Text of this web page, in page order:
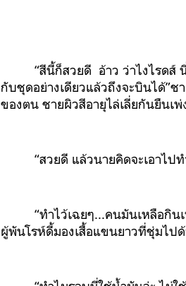
“สีนี้ก็สวยดี อ้าว ว่าไงไรด
กับชุดอย่างเดียวแล้วถึงจะบินได้”
ของตน ชายผิวสีอายุไล่เลี่ยกันยืน
“สวยดี แล้วนายคิดจะเอาไปท
“ทำไว้เฉยๆ...คนมันเหลือกิ
ผู้พันโรห์ดี้มองเสื้อแขนยาวที่ชุ่มไป